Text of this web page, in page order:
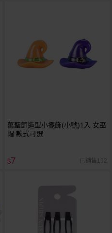
萬聖節造型小擺飾(小號)1入 女巫
帽 款式可選
$7 已銷售192